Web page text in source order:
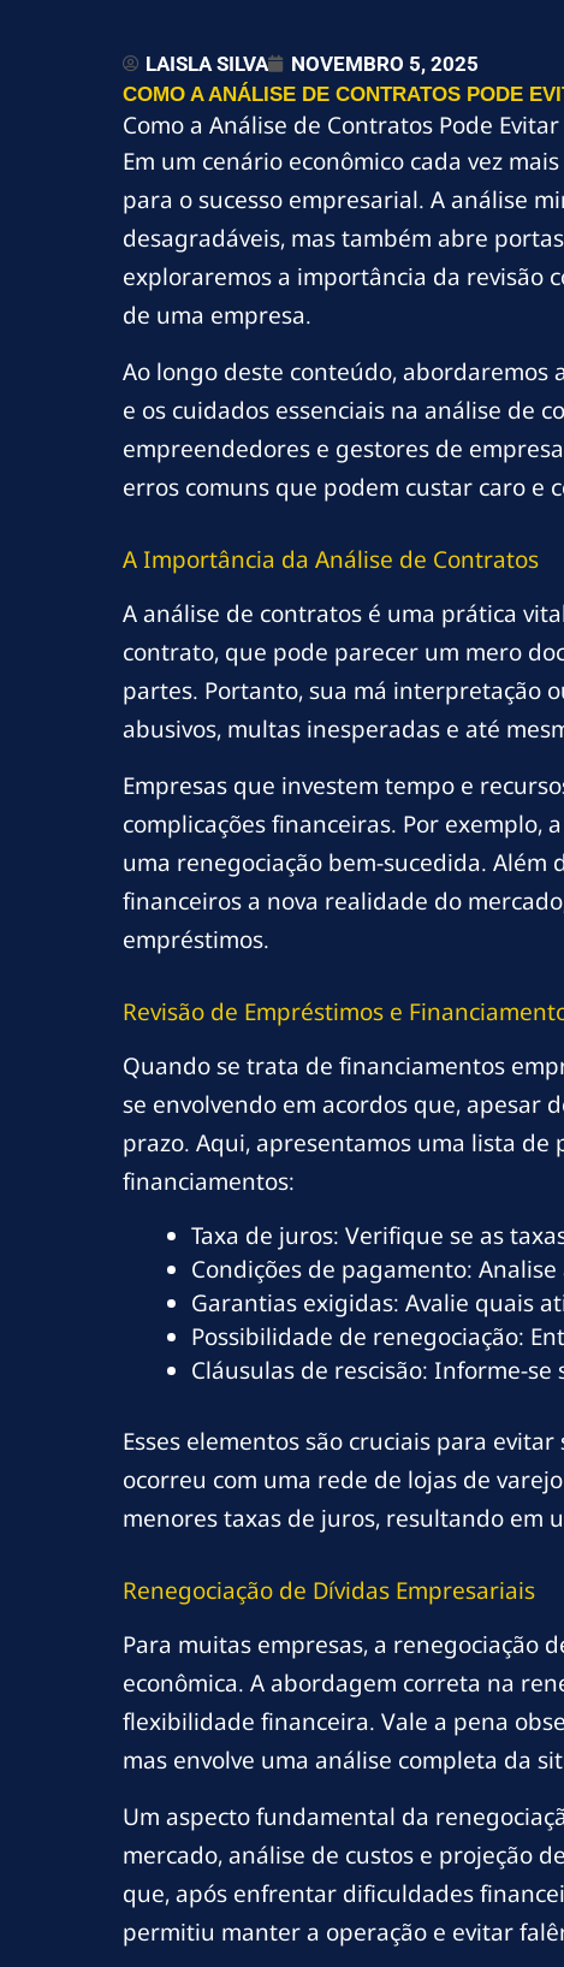
LAISLA SILVA NOVEMBRO 5, 2025
COMO A ANÁLISE DE CONTRATOS PODE
Como a Análise de Contratos Pode
Em um cenário econômico cada vez
para o sucesso empresarial. A análise
desagradáveis, mas também abre
exploraremos a importância da revisão
de uma empresa.
Ao longo deste conteúdo, abordaremos
e os cuidados essenciais na análise de
empreendedores e gestores de
erros comuns que podem custar caro e
A Importância da Análise de Contratos
A análise de contratos é uma prática
contrato, que pode parecer um mero
partes. Portanto, sua má interpretação
abusivos, multas inesperadas e até
Empresas que investem tempo e
complicações financeiras. Por exemplo,
uma renegociação bem-sucedida.
financeiros a nova realidade do
empréstimos.
Revisão de Empréstimos e
Quando se trata de financiamentos
se envolvendo em acordos que, apesar
prazo. Aqui, apresentamos uma lista
financiamentos:
Taxa de juros: Verifique se as
Condições de pagamento:
Garantias exigidas: Avalie quais
Possibilidade de renegociação:
Cláusulas de rescisão: Informe-
Esses elementos são cruciais para
ocorreu com uma rede de lojas de
menores taxas de juros, resultando em
Renegociação de Dívidas Empresariais
Para muitas empresas, a renegociação
econômica. A abordagem correta na
flexibilidade financeira. Vale a pena
mas envolve uma análise completa da
Um aspecto fundamental da
mercado, análise de custos e projeção
que, após enfrentar dificuldades
permitiu manter a operação e evitar